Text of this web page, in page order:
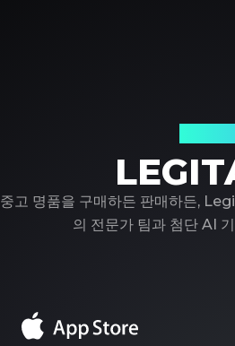
중고 명품을 구매하든 판매하든,
의 전문가 팀과 첨단 AI